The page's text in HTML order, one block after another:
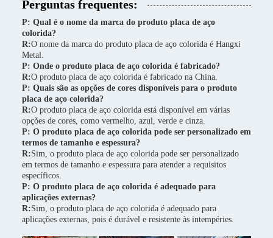
Perguntas frequentes:
P: Qual é o nome da marca do produto placa de aço
colorida?
R:O nome da marca do produto placa de aço colorida é Hangxi
Metal.
P: Onde o produto placa de aço colorida é fabricado?
R:O produto placa de aço colorida é fabricado na China.
P: Quais são as opções de cores disponíveis para o produto
placa de aço colorida?
R:O produto placa de aço colorida está disponível em várias
opções de cores, como vermelho, azul, verde e cinza.
P: O produto placa de aço colorida pode ser personalizado em
termos de tamanho e espessura?
R:Sim, o produto placa de aço colorida pode ser personalizado
em termos de tamanho e espessura para atender a requisitos
específicos.
P: O produto placa de aço colorida é adequado para
aplicações externas?
R:Sim, o produto placa de aço colorida é adequado para
aplicações externas, pois é durável e resistente às intempéries.